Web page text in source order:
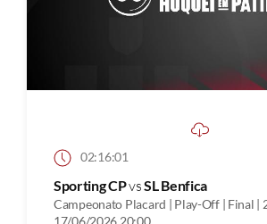
02:16:01
Sporting CPvsSL Benfica
Campeonato Placard | Play-Off | Final |